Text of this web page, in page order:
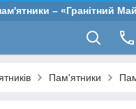
– «Гранітний
Пам'ятники